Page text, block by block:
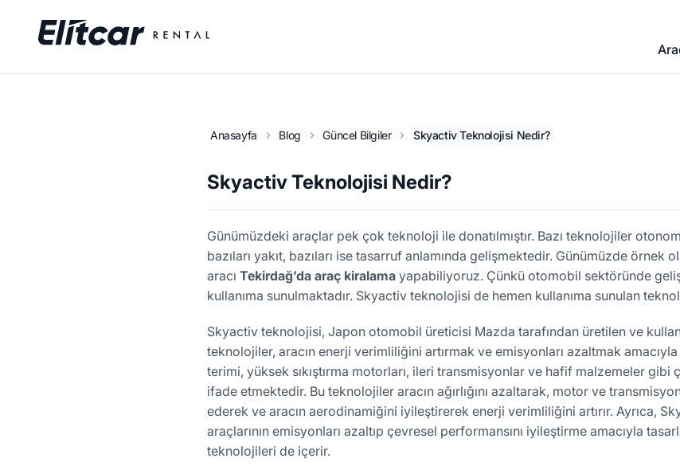
Anasayfa Blog Güncel Bilgiler Skyactiv Teknolojisi Nedir?
Skyactiv Teknolojisi Nedir?
Günümüzdeki araçlar pek çok teknoloji ile donatılmıştır. Bazı teknolojiler
bazıları yakıt, bazıları ise tasarruf anlamında gelişmektedir. Günümüzde örnek
aracı Tekirdağ’da araç kiralama yapabiliyoruz. Çünkü otomobil sektöründe
kullanıma sunulmaktadır. Skyactiv teknolojisi de hemen kullanıma sunulan
Skyactiv teknolojisi, Japon otomobil üreticisi Mazda tarafından üretilen ve
teknolojiler, aracın enerji verimliliğini artırmak ve emisyonları azaltmak
terimi, yüksek sıkıştırma motorları, ileri transmisyonlar ve hafif malzemeler
ifade etmektedir. Bu teknolojiler aracın ağırlığını azaltarak, motor ve
ederek ve aracın aerodinamiğini iyileştirerek enerji verimliliğini artırır. Ayrıca,
araçlarının emisyonları azaltıp çevresel performansını iyileştirme amacıyla
teknolojileri de içerir.